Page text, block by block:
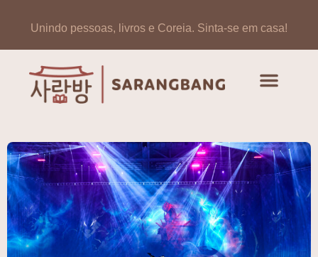
Unindo pessoas, livros e Coreia. Sinta-se em casa!